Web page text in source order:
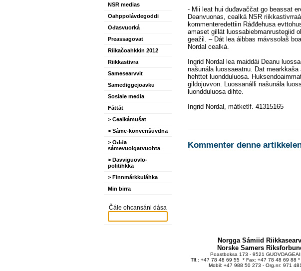
NSR medias
Oahppolávdegoddi
Ođasvuorká
Preassagovat
Riikačoahkkin 2012
Riikkastivra
Samesearvvit
Samediggejoavku
Sosiale media
Fáttát
> Cealkámušat
> Sáme-konvenšuvdna
> Ođđa
sámevuoigatvuohta
> Davviguovlo-
politihkka
> Finnmárkkuláhka
Min birra
Čále ohcansáni dása
- Mii leat hui duđavaččat go beassat
Deanvuonas, cealká NSR
kommenteredettiin Ráđđehusa
amaset gillát luossabiebmanrustegiid
geažil. – Dát lea áibbas mávssolaš
Nordal cealká.
Ingrid Nordal lea maiddái Deanu
našunála luossaeatnu. Dat
hehttet luondduluosa.
gildojuvvon. Luossanálli našunála
luondduluosa dihte.
Ingrid Nordal, mátketlf. 41315165
Kommenter denne
Norgga Sámiid
Norske Samers
Poastboksa 173 - 9521
Tlf.: +47 78 48 69 55 * Fax: +47 78 48 69 88 *
Mobil: +47 988 50 273 - Org.nr: 971